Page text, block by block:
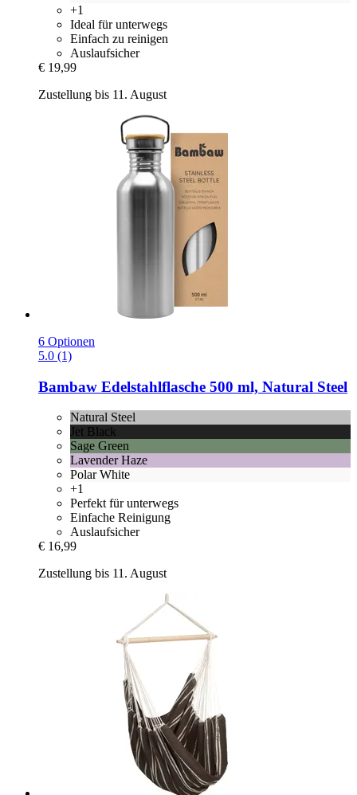
+1
Ideal für unterwegs
Einfach zu reinigen
Auslaufsicher
€ 19,99
Zustellung bis 11. August
6 Optionen
5.0 (1)
Bambaw Edelstahlflasche 500 ml, Natural Steel
Natural Steel
Jet Black
Sage Green
Lavender Haze
Polar White
+1
Perfekt für unterwegs
Einfache Reinigung
Auslaufsicher
€ 16,99
Zustellung bis 11. August